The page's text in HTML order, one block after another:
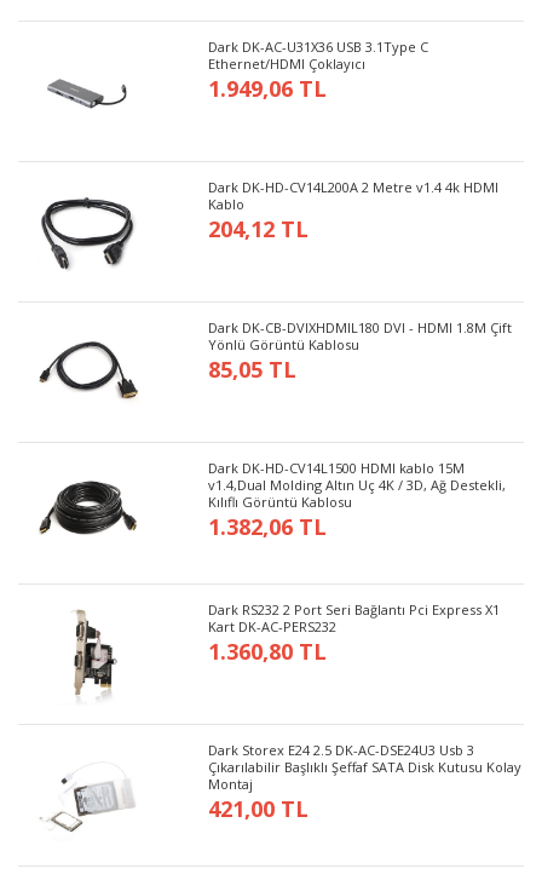
Dark DK-AC-U31X36 USB 3.1Type C
Ethernet/HDMI Çoklayıcı
1.949,06 TL
Dark DK-HD-CV14L200A 2 Metre v1.4 4k HDMI
Kablo
204,12 TL
Dark DK-CB-DVIXHDMIL180 DVI - HDMI 1.8M Çift
Yönlü Görüntü Kablosu
85,05 TL
Dark DK-HD-CV14L1500 HDMI kablo 15M
v1.4,Dual Molding Altın Uç 4K / 3D, Ağ Destekli,
Kılıflı Görüntü Kablosu
1.382,06 TL
Dark RS232 2 Port Seri Bağlantı Pci Express X1
Kart DK-AC-PERS232
1.360,80 TL
Dark Storex E24 2.5 DK-AC-DSE24U3 Usb 3
Çıkarılabilir Başlıklı Şeffaf SATA Disk Kutusu Kolay
Montaj
421,00 TL